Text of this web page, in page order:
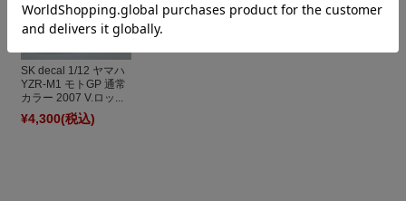
SK decal 1/12 ヤマハ
YZR-M1 モトGP 通常
カラー 2007 V.ロッ...
¥4,300(税込)